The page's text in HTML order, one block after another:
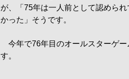
が、「75年は一人前として認めら
かった」そうです。
今年で76年目のオールスターゲー
す。